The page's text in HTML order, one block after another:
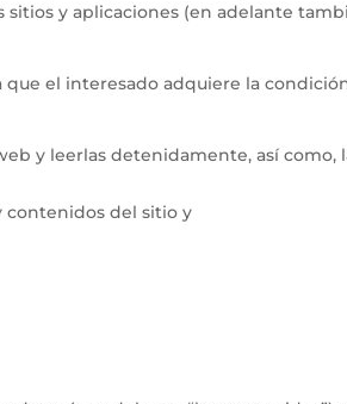
y aplicaciones (en adelante
el interesado adquiere la
y leerlas detenidamente, así como,
contenidos del sitio y